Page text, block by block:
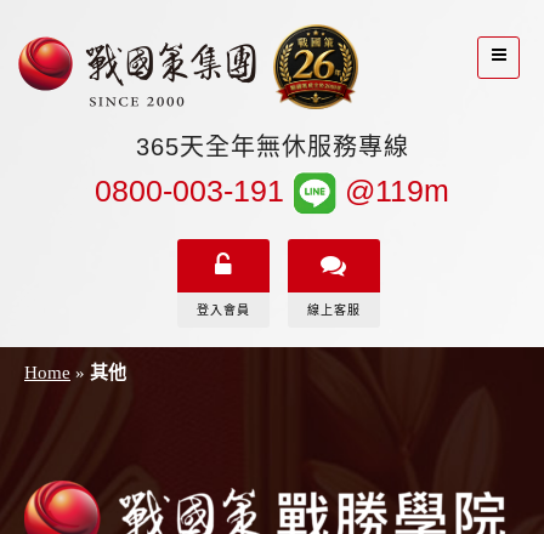
365天全年無休服務專線
0800-003-191 @119m
登入會員 線上客服
Home » 其他